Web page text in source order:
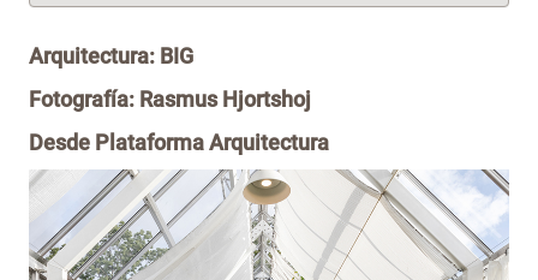
Arquitectura: BIG
Fotografía: Rasmus Hjortshoj
Desde Plataforma Arquitectura